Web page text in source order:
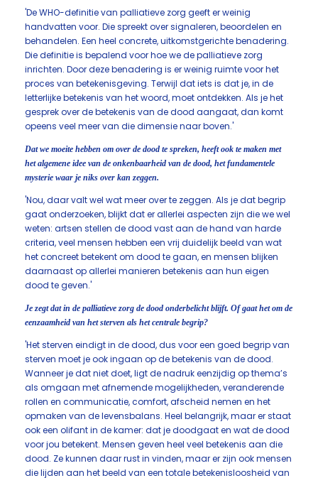
'De WHO-definitie van palliatieve zorg geeft er weinig
handvatten voor. Die spreekt over signaleren, beoordelen en
behandelen. Een heel concrete, uitkomstgerichte benadering.
Die definitie is bepalend voor hoe we de palliatieve zorg
inrichten. Door deze benadering is er weinig ruimte voor het
proces van betekenisgeving. Terwijl dat iets is dat je, in de
letterlijke betekenis van het woord, moet ontdekken. Als je het
gesprek over de betekenis van de dood aangaat, dan komt
opeens veel meer van die dimensie naar boven.'
Dat we moeite hebben om over de dood te spreken, heeft ook te maken met
het algemene idee van de onkenbaarheid van de dood, het fundamentele
mysterie waar je niks over kan zeggen.
'Nou, daar valt wel wat meer over te zeggen. Als je dat begrip
gaat onderzoeken, blijkt dat er allerlei aspecten zijn die we wel
weten: artsen stellen de dood vast aan de hand van harde
criteria, veel mensen hebben een vrij duidelijk beeld van wat
het concreet betekent om dood te gaan, en mensen blijken
daarnaast op allerlei manieren betekenis aan hun eigen
dood te geven.'
Je zegt dat in de palliatieve zorg de dood onderbelicht blijft. Of gaat het om de
eenzaamheid van het sterven als het centrale begrip?
'Het sterven eindigt in de dood, dus voor een goed begrip van
sterven moet je ook ingaan op de betekenis van de dood.
Wanneer je dat niet doet, ligt de nadruk eenzijdig op thema’s
als omgaan met afnemende mogelijkheden, veranderende
rollen en communicatie, comfort, afscheid nemen en het
opmaken van de levensbalans. Heel belangrijk, maar er staat
ook een olifant in de kamer: dat je doodgaat en wat de dood
voor jou betekent. Mensen geven heel veel betekenis aan die
dood. Ze kunnen daar rust in vinden, maar er zijn ook mensen
die lijden aan het beeld van een totale betekenisloosheid van